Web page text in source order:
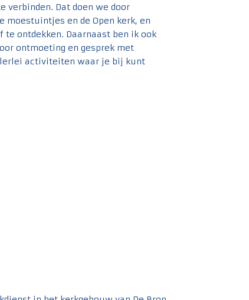
verbinden. Dat doen we door
en de Open kerk, en
te ontdekken. Daarnaast ben ik ook
ontmoeting en gesprek met
activiteiten waar je bij kunt